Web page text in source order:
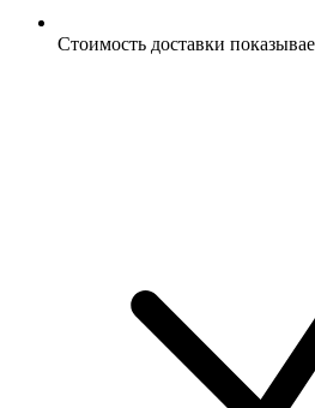
Стоимость доставки